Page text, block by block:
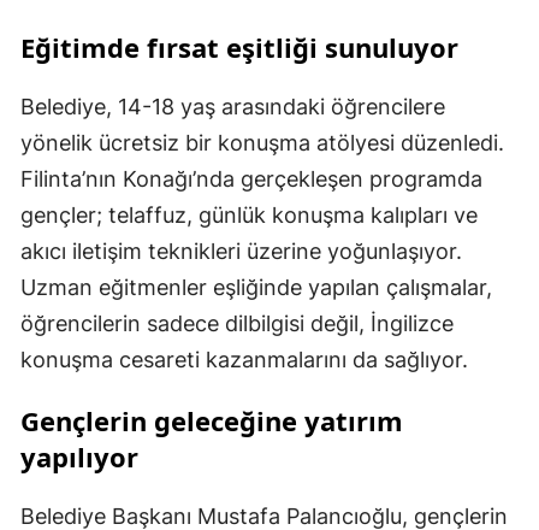
Eğitimde fırsat eşitliği sunuluyor
Belediye, 14-18 yaş arasındaki öğrencilere
yönelik ücretsiz bir konuşma atölyesi düzenledi.
Filinta’nın Konağı’nda gerçekleşen programda
gençler; telaffuz, günlük konuşma kalıpları ve
akıcı iletişim teknikleri üzerine yoğunlaşıyor.
Uzman eğitmenler eşliğinde yapılan çalışmalar,
öğrencilerin sadece dilbilgisi değil, İngilizce
konuşma cesareti kazanmalarını da sağlıyor.
Gençlerin geleceğine yatırım
yapılıyor
Belediye Başkanı Mustafa Palancıoğlu, gençlerin